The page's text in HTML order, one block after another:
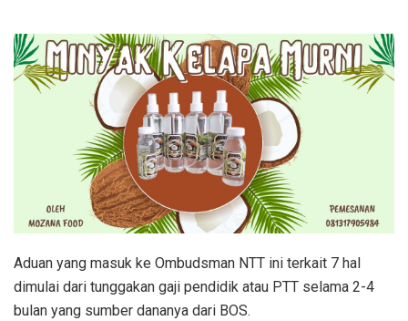
Aduan yang masuk ke Ombudsman NTT ini terkait 7 hal
dimulai dari tunggakan gaji pendidik atau PTT selama 2-4
bulan yang sumber dananya dari BOS.